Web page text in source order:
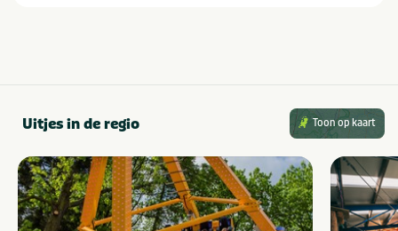
Uitjes in de regio Toon op kaart